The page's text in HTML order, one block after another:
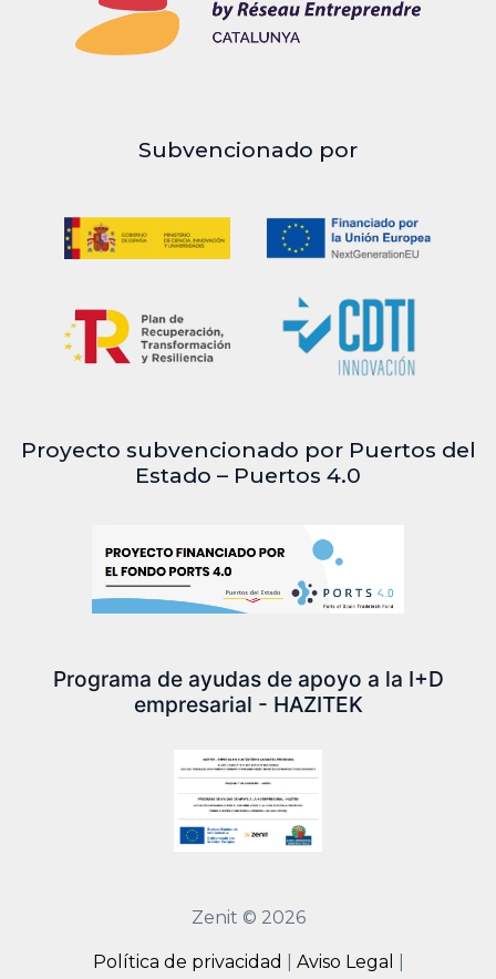
Subvencionado por
Proyecto subvencionado por Puertos del
Estado – Puertos 4.0
Programa de ayudas de apoyo a la I+D
empresarial - HAZITEK
Zenit © 2026
Política de privacidad Aviso Legal